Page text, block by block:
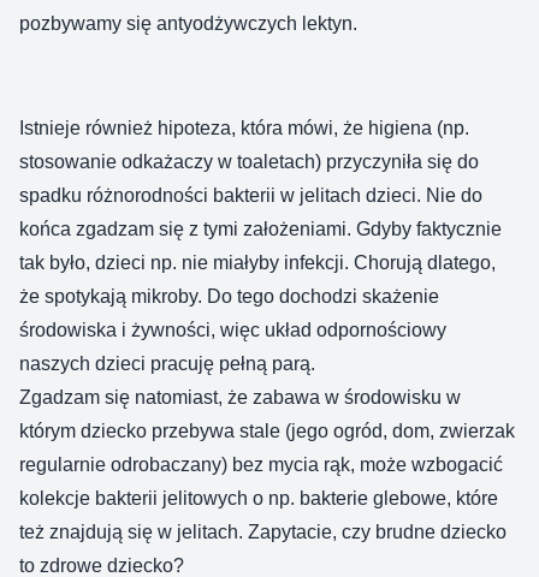
pozbywamy się antyodżywczych lektyn.
Istnieje również hipoteza, która mówi, że higiena (np.
stosowanie odkażaczy w toaletach) przyczyniła się do
spadku różnorodności bakterii w jelitach dzieci. Nie do
końca zgadzam się z tymi założeniami. Gdyby faktycznie
tak było, dzieci np. nie miałyby infekcji. Chorują dlatego,
że spotykają mikroby. Do tego dochodzi skażenie
środowiska i żywności, więc układ odpornościowy
naszych dzieci pracuję pełną parą.
Zgadzam się natomiast, że zabawa w środowisku w
którym dziecko przebywa stale (jego ogród, dom, zwierzak
regularnie odrobaczany) bez mycia rąk, może wzbogacić
kolekcje bakterii jelitowych o np. bakterie glebowe, które
też znajdują się w jelitach. Zapytacie, czy brudne dziecko
to zdrowe dziecko?